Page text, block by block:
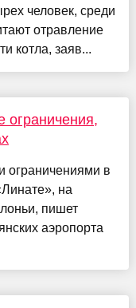
человек, среди
отравление
котла, заяв...
ограничения,
ограничениями в
на
пишет
аэропорта